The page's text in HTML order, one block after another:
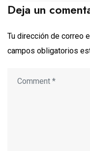
Deja un
Tu dirección de correo
campos obligatorios